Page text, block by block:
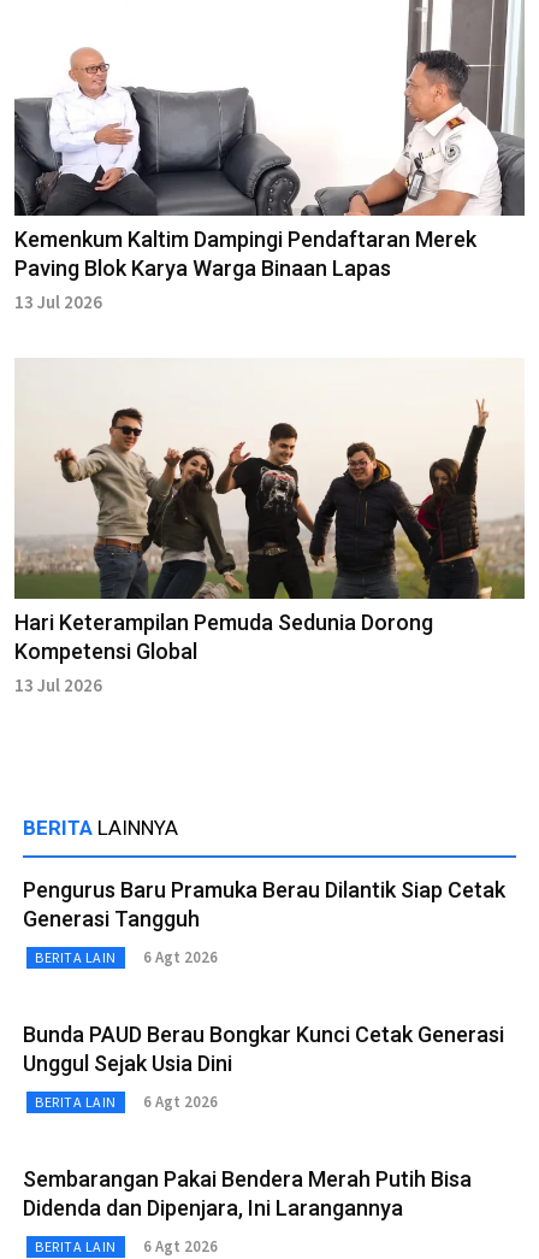
Kemenkum Kaltim Dampingi Pendaftaran Merek
Paving Blok Karya Warga Binaan Lapas
13 Jul 2026
Hari Keterampilan Pemuda Sedunia Dorong
Kompetensi Global
13 Jul 2026
BERITA LAINNYA
Pengurus Baru Pramuka Berau Dilantik Siap Cetak
Generasi Tangguh
BERITA LAIN 6 Agt 2026
Bunda PAUD Berau Bongkar Kunci Cetak Generasi
Unggul Sejak Usia Dini
BERITA LAIN 6 Agt 2026
Sembarangan Pakai Bendera Merah Putih Bisa
Didenda dan Dipenjara, Ini Larangannya
BERITA LAIN 6 Agt 2026